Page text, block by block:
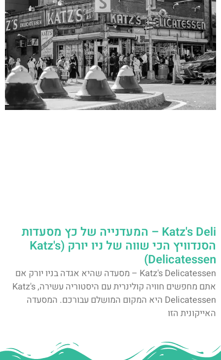
Katz's Deli – המעדנייה של כץ מסעדות
הסנדוויץ הכי שווה של ניו יורק (Katz's
Delicatessen)
Katz's Delicatessen – מסעדה שהיא אגדה בניו יורק אם
אתם מחפשים חוויה קולינרית עם היסטוריה עשירה, Katz's
Delicatessen היא המקום המושלם עבורכם. המסעדה
האייקונית הזו